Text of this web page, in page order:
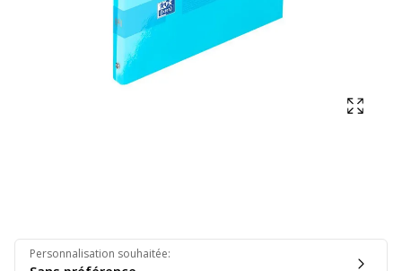
Personnalisation souhaitée: